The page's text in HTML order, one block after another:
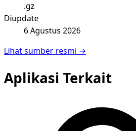
.gz
Diupdate
6 Agustus 2026
Lihat sumber resmi →
Aplikasi Terkait